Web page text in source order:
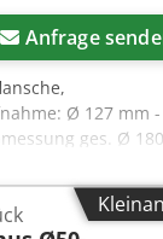
Anfrage
Ø 127 mm -
ges. Ø